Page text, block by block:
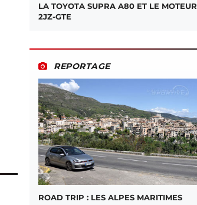
LA TOYOTA SUPRA A80 ET LE MOTEUR
2JZ-GTE
REPORTAGE
ROAD TRIP : LES ALPES MARITIMES